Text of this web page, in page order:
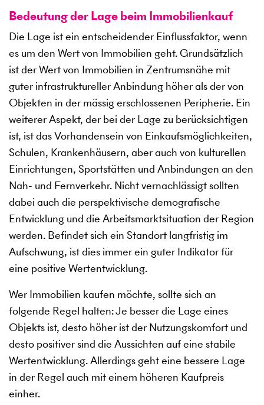
Bedeutung der Lage beim Immobilienkauf
Die Lage ist ein entscheidender Einflussfaktor, wenn
es um den Wert von Immobilien geht. Grundsätzlich
ist der Wert von Immobilien in Zentrumsnähe mit
guter infrastruktureller Anbindung höher als der von
Objekten in der mässig erschlossenen Peripherie. Ein
weiterer Aspekt, der bei der Lage zu berücksichtigen
ist, ist das Vorhandensein von Einkaufsmöglichkeiten,
Schulen, Krankenhäusern, aber auch von kulturellen
Einrichtungen, Sportstätten und Anbindungen an den
Nah- und Fernverkehr. Nicht vernachlässigt sollten
dabei auch die perspektivische demografische
Entwicklung und die Arbeitsmarktsituation der Region
werden. Befindet sich ein Standort langfristig im
Aufschwung, ist dies immer ein guter Indikator für
eine positive Wertentwicklung.
Wer Immobilien kaufen möchte, sollte sich an
folgende Regel halten: Je besser die Lage eines
Objekts ist, desto höher ist der Nutzungskomfort und
desto positiver sind die Aussichten auf eine stabile
Wertentwicklung. Allerdings geht eine bessere Lage
in der Regel auch mit einem höheren Kaufpreis
einher.